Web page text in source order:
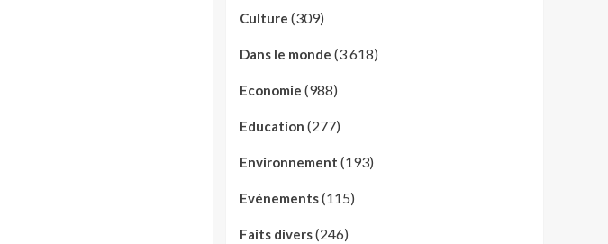
Culture (309)
Dans le monde (3 618)
Economie (988)
Education (277)
Environnement (193)
Evénements(115)
Faits divers(246)